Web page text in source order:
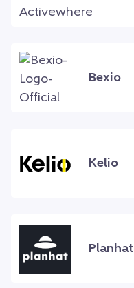
Bexio
Kelio
Planhat